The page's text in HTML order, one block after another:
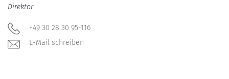
Direktor
+49 30 28 30 95-116
E-Mail schreiben